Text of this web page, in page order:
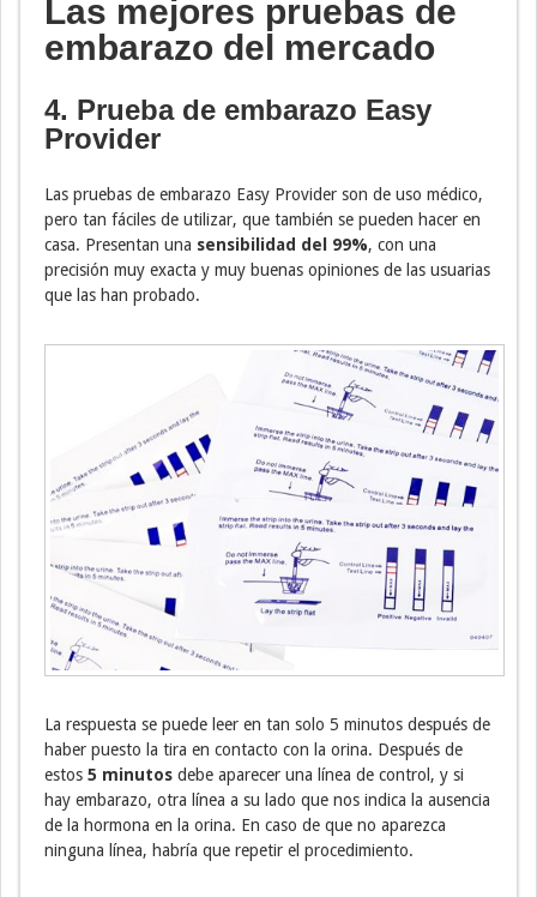
Las mejores pruebas de
embarazo del mercado
4. Prueba de embarazo Easy
Provider
Las pruebas de embarazo Easy Provider son de uso médico,
pero tan fáciles de utilizar, que también se pueden hacer en
casa. Presentan una sensibilidad del 99%, con una
precisión muy exacta y muy buenas opiniones de las usuarias
que las han probado.
La respuesta se puede leer en tan solo 5 minutos después de
haber puesto la tira en contacto con la orina. Después de
estos 5 minutos debe aparecer una línea de control, y si
hay embarazo, otra línea a su lado que nos indica la ausencia
de la hormona en la orina. En caso de que no aparezca
ninguna línea, habría que repetir el procedimiento.